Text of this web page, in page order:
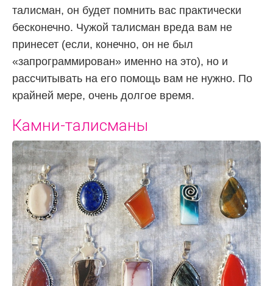
талисман, он будет помнить вас практически
бесконечно. Чужой талисман вреда вам не
принесет (если, конечно, он не был
«запрограммирован» именно на это), но и
рассчитывать на его помощь вам не нужно. По
крайней мере, очень долгое время.
Камни-талисманы